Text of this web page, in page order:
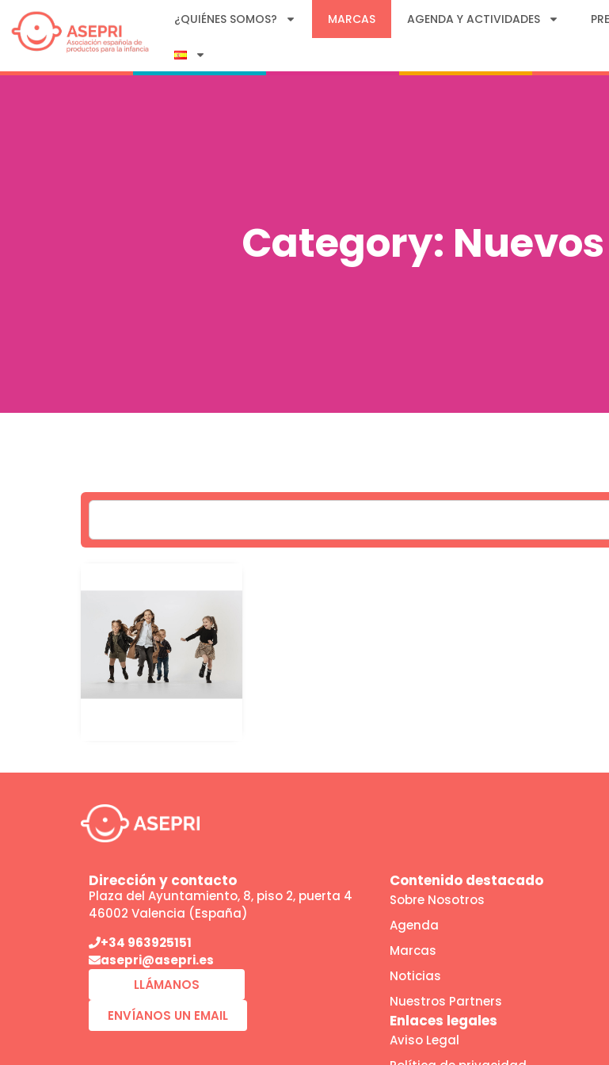
¿QUIÉNES SOMOS? MARCAS AGENDA Y ACTIVIDADES
Category:
Dirección y contacto
Plaza del Ayuntamiento, 8, piso 2, puerta 4
46002 Valencia (España)
+34 963925151
asepri@asepri.es
LLÁMANOS
ENVÍANOS UN EMAIL
Contenido destacado
Sobre Nosotros
Agenda
Marcas
Noticias
Nuestros Partners
Enlaces legales
Aviso Legal